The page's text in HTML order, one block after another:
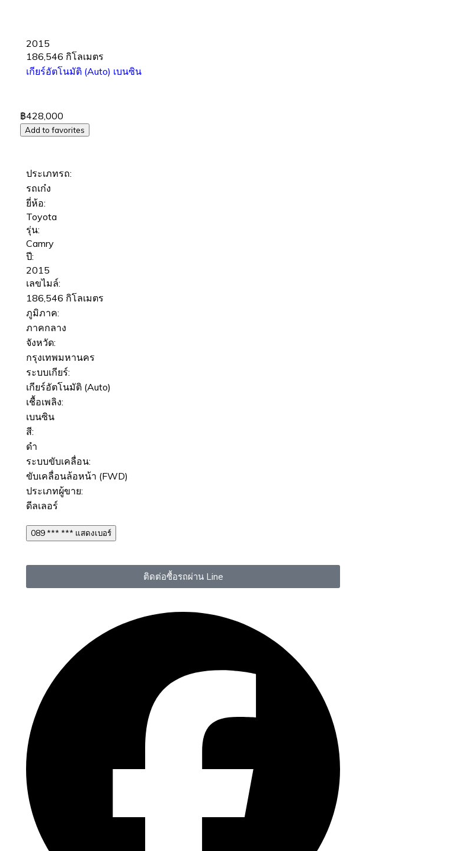
2015
186,546 กิโลเมตร
เกียร์อัตโนมัติ (Auto) เบนซิน
฿428,000
Add to favorites
ประเภทรถ:
รถเก๋ง
ยี่ห้อ:
Toyota
รุ่น:
Camry
ปี:
2015
เลขไมล์:
186,546 กิโลเมตร
ภูมิภาค:
ภาคกลาง
จังหวัด:
กรุงเทพมหานคร
ระบบเกียร์:
เกียร์อัตโนมัติ (Auto)
เชื้อเพลิง:
เบนซิน
สี:
ดำ
ระบบขับเคลื่อน:
ขับเคลื่อนล้อหน้า (FWD)
ประเภทผู้ขาย:
ดีลเลอร์
089 *** *** แสดงเบอร์
ติดต่อซื้อรถผ่าน Line